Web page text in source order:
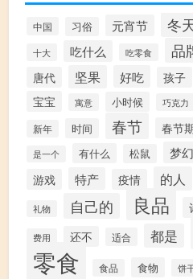
中国 习俗 元宵节 冬
十大 吃什么 吃零食 品
唐代 坚果 好吃 孩子
宝宝 寓意 小时候 巧克力
新年 时间 春节 春节
是一个 有什么 松鼠 梦
游戏 特产 疫情 的人
礼物 自己的 良品
费用 还不 适合 都是
零食 食品 食物 饼